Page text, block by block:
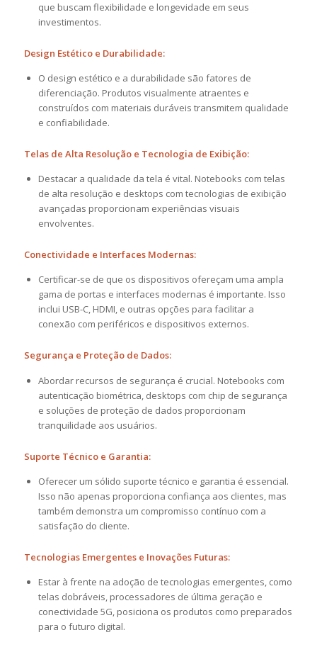
que buscam flexibilidade e longevidade em seus
investimentos.
Design Estético e Durabilidade:
O design estético e a durabilidade são fatores de
diferenciação. Produtos visualmente atraentes e
construídos com materiais duráveis transmitem qualidade
e confiabilidade.
Telas de Alta Resolução e Tecnologia de Exibição:
Destacar a qualidade da tela é vital. Notebooks com telas
de alta resolução e desktops com tecnologias de exibição
avançadas proporcionam experiências visuais
envolventes.
Conectividade e Interfaces Modernas:
Certificar-se de que os dispositivos ofereçam uma ampla
gama de portas e interfaces modernas é importante. Isso
inclui USB-C, HDMI, e outras opções para facilitar a
conexão com periféricos e dispositivos externos.
Segurança e Proteção de Dados:
Abordar recursos de segurança é crucial. Notebooks com
autenticação biométrica, desktops com chip de segurança
e soluções de proteção de dados proporcionam
tranquilidade aos usuários.
Suporte Técnico e Garantia:
Oferecer um sólido suporte técnico e garantia é essencial.
Isso não apenas proporciona confiança aos clientes, mas
também demonstra um compromisso contínuo com a
satisfação do cliente.
Tecnologias Emergentes e Inovações Futuras:
Estar à frente na adoção de tecnologias emergentes, como
telas dobráveis, processadores de última geração e
conectividade 5G, posiciona os produtos como preparados
para o futuro digital.